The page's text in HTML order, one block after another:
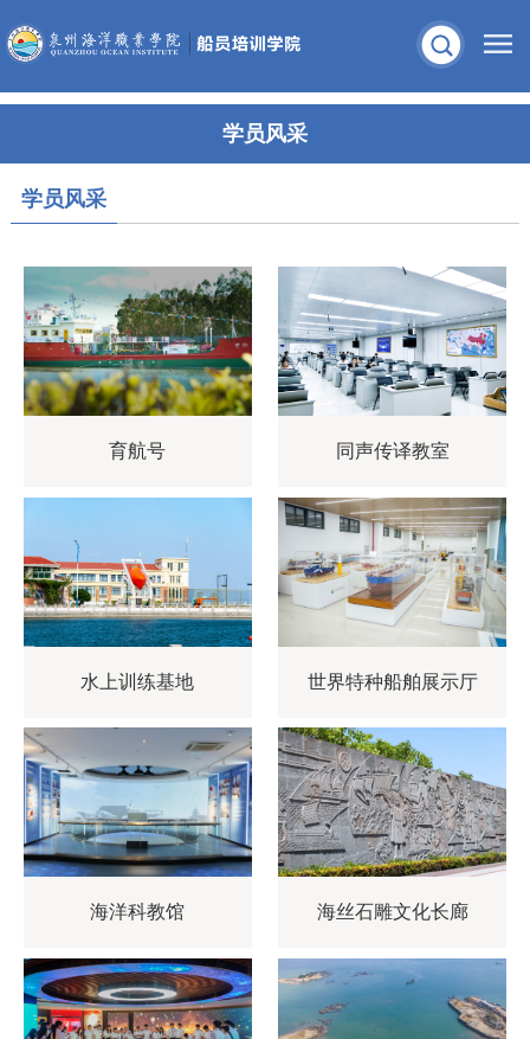
学员风采
学员风采
育航号 同声传译教室
水上训练基地 世界特种船舶展示厅
海洋科教馆 海丝石雕文化长廊